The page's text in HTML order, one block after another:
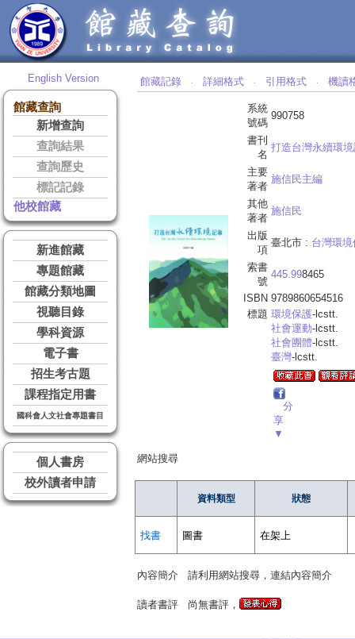
English Version
館藏查詢
新增查詢
查詢結果
查詢歷史
標記記錄
他校館藏
新進館藏
專題館藏
館藏分類地圖
視聽目錄
學科資源
電子書
招生考古題
課程指定用書
國科會人文社會專題書目
個人書房
校外讀者申請
館藏記錄 ‧ 詳細格式 ‧ 引用格式 ‧ 機讀
系統
號碼
990758
書刊
名
打造台灣永續環
主要
著者
施信民主編
其他
著者
施信民
出版
項
臺北市 : 台灣環
索書
號
445.998465
ISBN 9789860654516
標題 環境保護-lcstt.
社會運動-lcstt.
社會團體-lcstt.
臺灣-lcstt.
分
享
▼
網站搜尋
資料類型 狀態
找書 圖書 在架上
內容簡介 請利用網站搜尋，連結內容簡介
讀者書評 尚無書評，